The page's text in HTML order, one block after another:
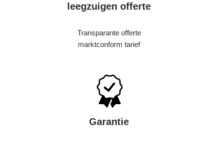
leegzuigen offerte
Transparante offerte
marktconform tarief
Garantie